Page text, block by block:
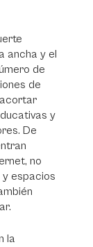
ancha y el
de
de
y
De
no
espacios
la